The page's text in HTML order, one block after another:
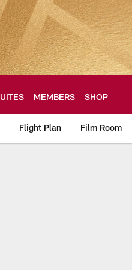
MEMBERS SHOP
Flight Plan Film Room